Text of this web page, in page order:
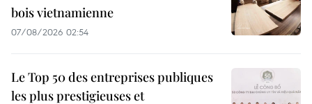
bois vietnamienne
07/08/2026 02:54
Le Top 50 des entreprises publiques
les plus prestigieuses et